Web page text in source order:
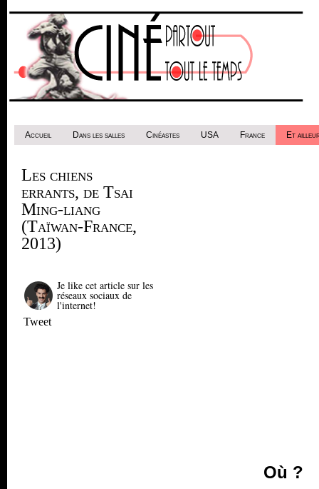
Accueil Dans les salles Cinéastes USA France Et
Les chiens
errants, de Tsai
Ming-liang
(Taïwan-France,
2013)
Je like cet article sur les
réseaux sociaux de
l'internet!
Tweet
Où ?